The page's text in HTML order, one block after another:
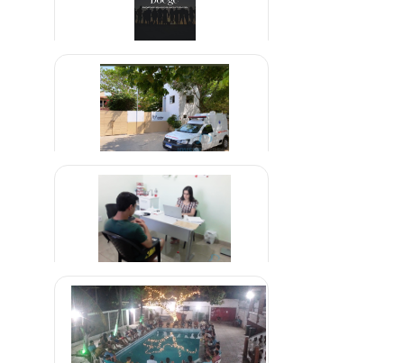
Internações voluntária e
involuntária
R$ 1.000,00
Clínica de Recuperação em
Parelheiros São Paulo
R$ 1.000,00
Clínica de Vicios em Jogos Online
R$ 2.000,00